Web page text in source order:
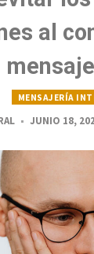
al
MENSAJERÍA
JUNIO 18,